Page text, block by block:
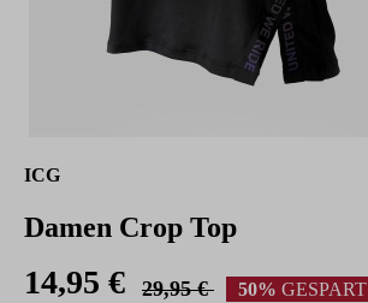
ICG
Damen Crop Top
14,95 € 29,95 € 50% GESPART